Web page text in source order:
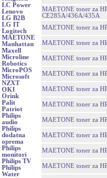
LC Power
Lenovo
LG B2B
LG IT
Logitech
MAETONE
Manhattan
Maxell
Microline
Robotics
MicroPOS
Microsoft
NZXT
OKI
Orink
Palit
Patriot
Philips
audio
Philips
dodatna
oprema
Philips
monitori
Philips TV
Philips
Water
MAETONE toner za
CE285A/436A/435A
MAETONE toner za
MAETONE toner za
MAETONE toner za
MAETONE toner za
MAETONE toner za
MAETONE toner za
MAETONE toner za
MAETONE toner za
MAETONE toner za
MAETONE toner za